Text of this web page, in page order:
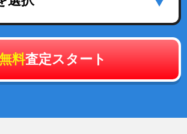
料査定スタート